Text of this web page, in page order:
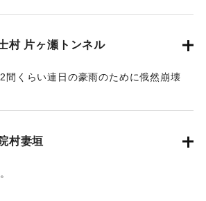
村 片ヶ瀬トンネル
間くらい連日の豪雨のために俄然崩壊
が必死になって復旧に務めたので19日
なったが、目下泥濘約5寸くらいの深さ
る。
12年6月22日 朝刊4面】
村妻垣